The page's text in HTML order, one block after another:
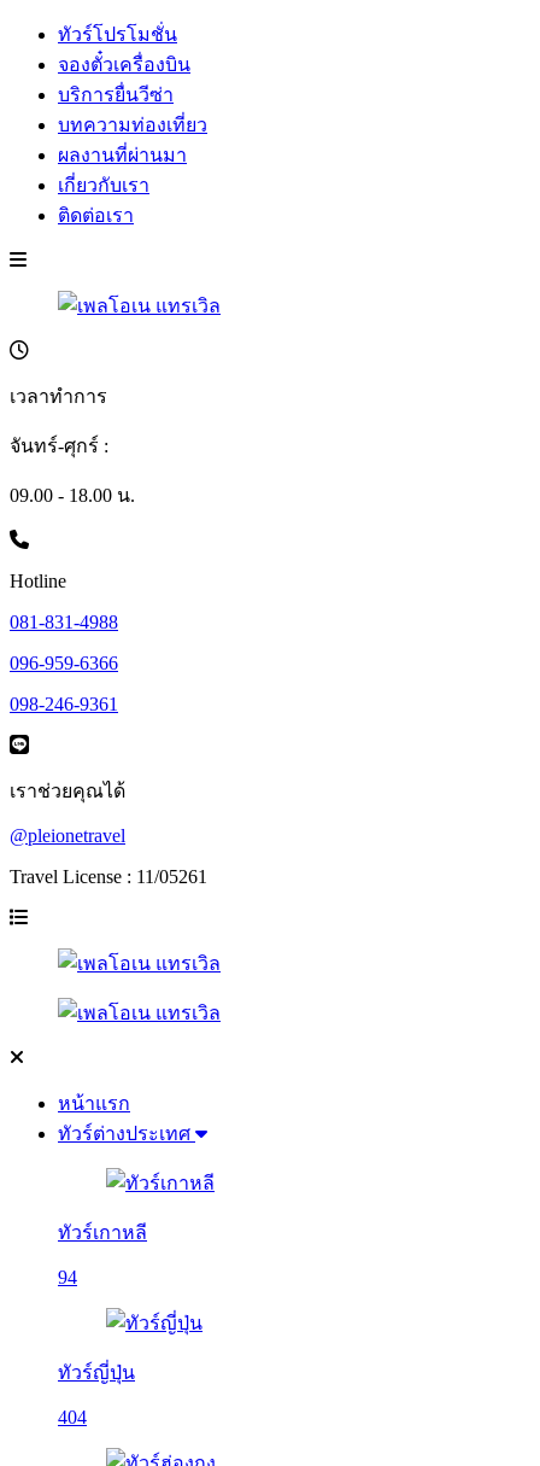
ทัวร์โปรโมชั่น
จองตั๋วเครื่องบิน
บริการยื่นวีซ่า
บทความท่องเที่ยว
ผลงานที่ผ่านมา
เกี่ยวกับเรา
ติดต่อเรา
เวลาทำการ
จันทร์-ศุกร์ :
09.00 - 18.00 น.
Hotline
081-831-4988
096-959-6366
098-246-9361
เราช่วยคุณได้
@pleionetravel
Travel License : 11/05261
หน้าแรก
ทัวร์ต่างประเทศ
ทัวร์เกาหลี
94
ทัวร์ญี่ปุ่น
404